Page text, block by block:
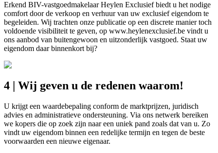
Erkend BIV-vastgoedmakelaar Heylen Exclusief biedt u het nodige
comfort door de verkoop en verhuur van uw exclusief eigendom te
begeleiden. Wij trachten onze publicatie op een discrete manier toch
voldoende visibiliteit te geven, op www.heylenexclusief.be vindt u
ons aanbod van buitengewoon en uitzonderlijk vastgoed. Staat uw
eigendom daar binnenkort bij?
4 | Wij geven u de redenen waarom!
U krijgt een waardebepaling conform de marktprijzen, juridisch
advies en administratieve ondersteuning. Via ons netwerk bereiken
we kopers die op zoek zijn naar een uniek pand zoals dat van u. Zo
vindt uw eigendom binnen een redelijke termijn en tegen de beste
voorwaarden een nieuwe eigenaar.